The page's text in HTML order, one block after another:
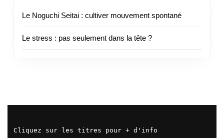
Le Noguchi Seitai : cultiver mouvement spontané
Le stress : pas seulement dans la tête ?
Cliquez sur les titres pour + d'info